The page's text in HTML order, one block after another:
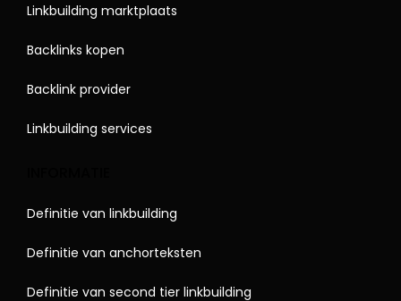
Linkbuilding marktplaats
Backlinks kopen
Backlink provider
Linkbuilding services
Definitie van linkbuilding
Definitie van anchorteksten
Definitie van second tier linkbuilding